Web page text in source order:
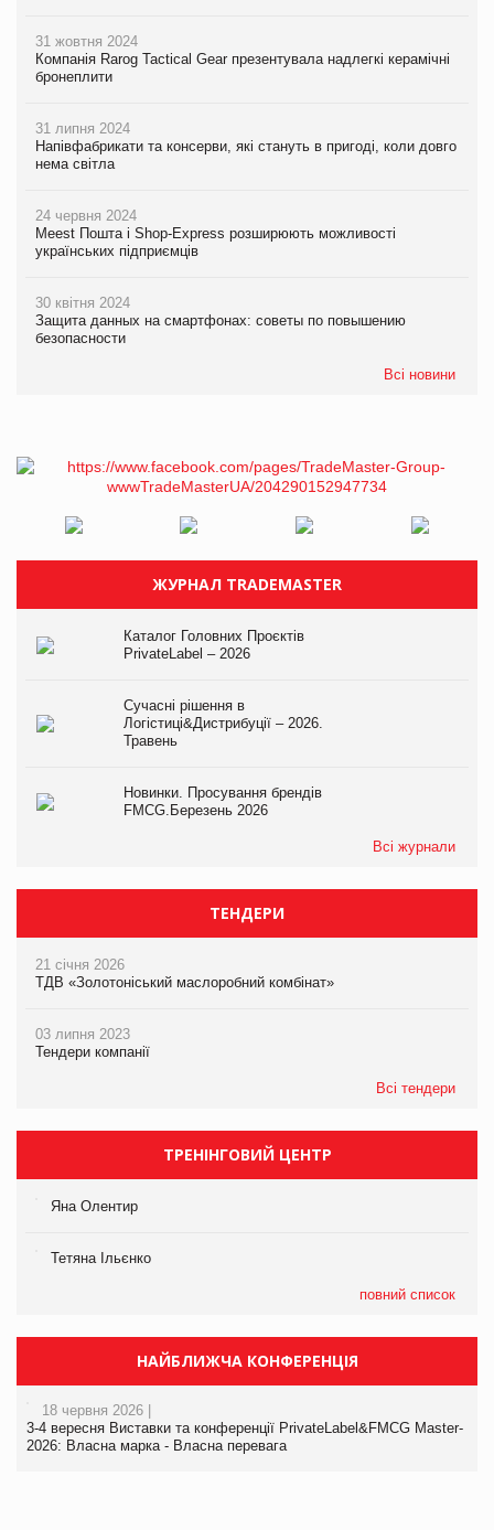
31 жовтня 2024
Компанія Rarog Tactical Gear презентувала надлегкі керамічні
бронеплити
31 липня 2024
Напівфабрикати та консерви, які стануть в пригоді, коли довго
нема світла
24 червня 2024
Meest Пошта і Shop-Express розширюють можливості
українських підприємців
30 квітня 2024
Защита данных на смартфонах: советы по повышению
безопасности
Всі новини
ЖУРНАЛ TRADEMASTER
Каталог Головних Проєктів
PrivateLabel – 2026
Сучасні рішення в
Логістиці&Дистрибуції – 2026.
Травень
Новинки. Просування брендів
FMCG.Березень 2026
Всі журнали
ТЕНДЕРИ
21 січня 2026
ТДВ «Золотоніський маслоробний комбінат»
03 липня 2023
Тендери компанії
Всі тендери
ТРЕНІНГОВИЙ ЦЕНТР
Яна Олентир
Тетяна Ільєнко
повний список
НАЙБЛИЖЧА КОНФЕРЕНЦІЯ
18 червня 2026 |
3-4 вересня Виставки та конференції PrivateLabel&FMCG Master-
2026: Власна марка - Власна перевага